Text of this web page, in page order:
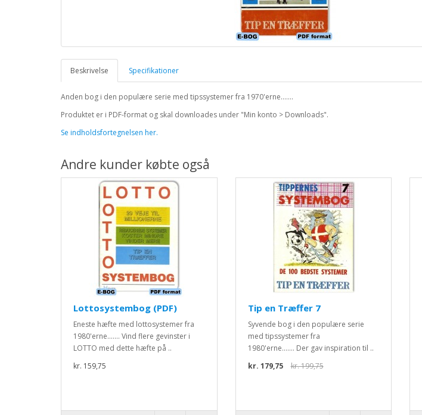
Beskrivelse Specifikationer
Anden bog i den populære serie med tipssystemer fra 1970'erne.......
Produktet er i PDF-format og skal downloades under "Min konto > Downloads".
Se indholdsfortegnelsen her.
Andre kunder købte også
Lottosystembog (PDF)
Eneste hæfte med lottosystemer fra
1980'erne....... Vind flere gevinster i
LOTTO med dette hæfte på ..
kr. 159,75
Tip en Træffer 7
Syvende bog i den populære serie
med tipssystemer fra
1980'erne....... Der gav inspiration til ..
kr. 179,75
kr. 199,75